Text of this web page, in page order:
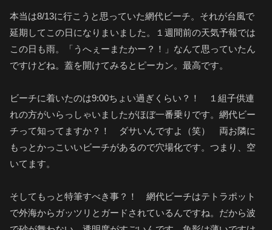
本当は8/13に行こうと思っていた網代ビーチ。それが台風で
延期してこの日になりまいました。１週間前の天気予報では
この日も雨。「うへぇーまたかー？！」なんて思っていたん
ですけどね。蓋を開けてみるとピーカン。最高です。
ビーチに着いたのは9:00ちょい過ぎくらい？！ １組子供連
れの方がいらっしゃいましたがほぼ一番乗りです。網代ビー
チって知ってますか？！ ダサいんですよ（笑） 両お隣に
もっとかっこいいビーチがあるので穴場化です。つまり、空
いてます。
そしてもっと特筆すべき事？！ 網代ビーチはテトラポット
で外海からガッツリとガードされているんですね。だから波